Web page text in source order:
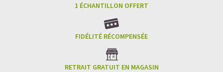
1 ÉCHANTILLON OFFERT
FIDÉLITÉ RÉCOMPENSÉE
RETRAIT GRATUIT EN MAGASIN